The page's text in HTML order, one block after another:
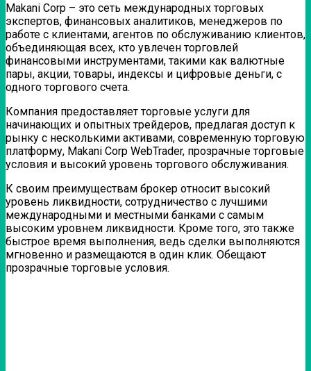
Makani Corp – это сеть международных торговых
экспертов, финансовых аналитиков, менеджеров по
работе с клиентами, агентов по обслуживанию клиентов,
объединяющая всех, кто увлечен торговлей
финансовыми инструментами, такими как валютные
пары, акции, товары, индексы и цифровые деньги, с
одного торгового счета.
Компания предоставляет торговые услуги для
начинающих и опытных трейдеров, предлагая доступ к
рынку с несколькими активами, современную торговую
платформу, Makani Corp WebTrader, прозрачные торговые
условия и высокий уровень торгового обслуживания.
К своим преимуществам брокер относит высокий
уровень ликвидности, сотрудничество с лучшими
международными и местными банками с самым
высоким уровнем ликвидности. Кроме того, это также
быстрое время выполнения, ведь сделки выполняются
мгновенно и размещаются в один клик. Обещают
прозрачные торговые условия.